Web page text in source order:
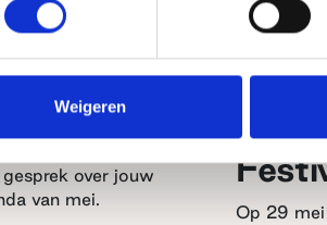
Weigeren
met
in mei!
over jouw
van mei.
Op 29